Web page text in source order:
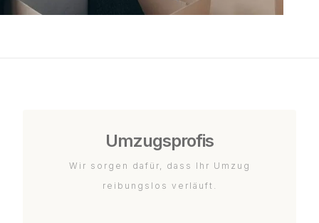
Umzugsprofis
Wir sorgen dafür, dass Ihr Umzug
reibungslos verläuft.